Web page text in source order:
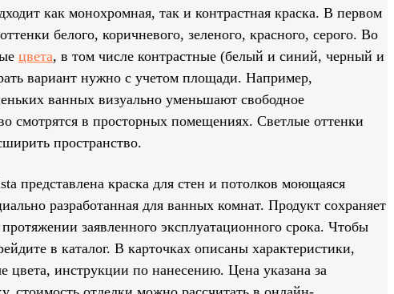
как монохромная, так и контрастная краска. В первом
белого, коричневого, зеленого, красного, серого. Во
цвета, в том числе контрастные (белый и синий, черный и
вариант нужно с учетом площади. Например,
ванных визуально уменьшают свободное
смотрятся в просторных помещениях. Светлые оттенки
пространство.
представлена краска для стен и потолков моющаяся
разработанная для ванных комнат. Продукт сохраняет
заявленного эксплуатационного срока. Чтобы
в каталог. В карточках описаны характеристики,
цвета, инструкции по нанесению. Цена указана за